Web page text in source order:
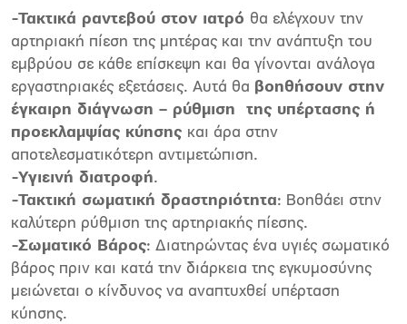
-Τακτικά ραντεβού στον ιατρό θα ελέγχουν την
αρτηριακή πίεση της μητέρας και την ανάπτυξη του
εμβρύου σε κάθε επίσκεψη και θα γίνονται ανάλογα
εργαστηριακές εξετάσεις. Αυτά θα βοηθήσουν στην
έγκαιρη διάγνωση – ρύθμιση της υπέρτασης ή
προεκλαμψίας κύησης και άρα στην
αποτελεσματικότερη αντιμετώπιση.
-Υγιεινή διατροφή.
-Τακτική σωματική δραστηριότητα: Βοηθάει στην
καλύτερη ρύθμιση της αρτηριακής πίεσης.
-Σωματικό Βάρος: Διατηρώντας ένα υγιές σωματικό
βάρος πριν και κατά την διάρκεια της εγκυμοσύνης
μειώνεται ο κίνδυνος να αναπτυχθεί υπέρταση
κύησης.